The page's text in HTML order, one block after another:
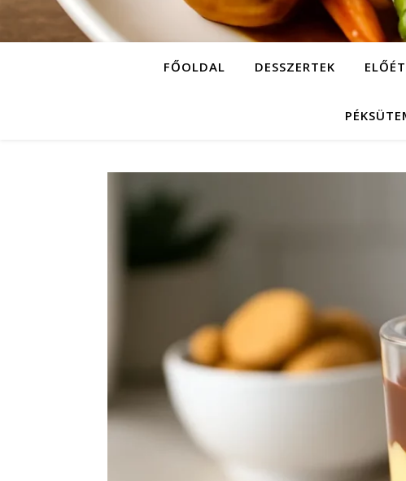
FŐOLDAL DESSZERTEK